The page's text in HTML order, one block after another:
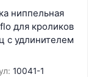
ниппельная
для кроликов
с удлинителем
10041-1